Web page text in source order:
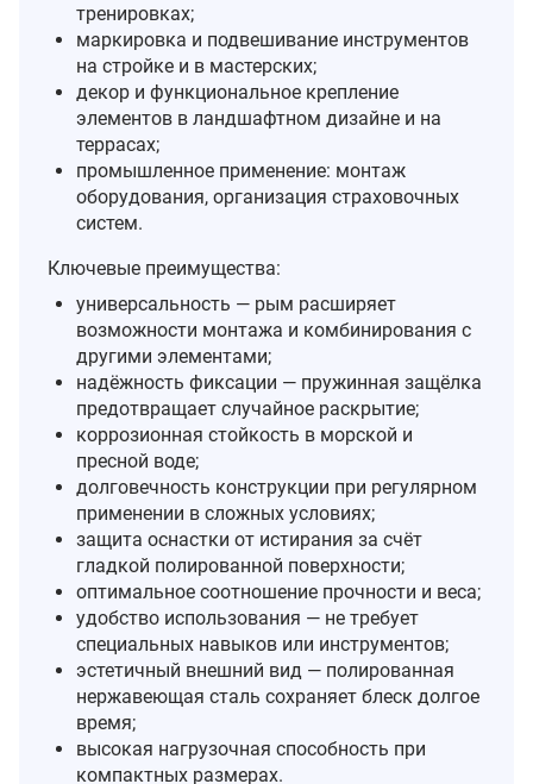
тренировках;
маркировка и подвешивание инструментов
на стройке и в мастерских;
декор и функциональное крепление
элементов в ландшафтном дизайне и на
террасах;
промышленное применение: монтаж
оборудования, организация страховочных
систем.
Ключевые преимущества:
универсальность — рым расширяет
возможности монтажа и комбинирования с
другими элементами;
надёжность фиксации — пружинная защёлка
предотвращает случайное раскрытие;
коррозионная стойкость в морской и
пресной воде;
долговечность конструкции при регулярном
применении в сложных условиях;
защита оснастки от истирания за счёт
гладкой полированной поверхности;
оптимальное соотношение прочности и веса;
удобство использования — не требует
специальных навыков или инструментов;
эстетичный внешний вид — полированная
нержавеющая сталь сохраняет блеск долгое
время;
высокая нагрузочная способность при
компактных размерах.